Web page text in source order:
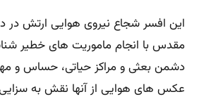
این افسر شجاع نیروی هوایی ارتش در
مقدس با انجام ماموریت های خطیر
دشمن بعثی و مراكز حیاتی، حساس و
عكس های هوایی از آنها نقش به